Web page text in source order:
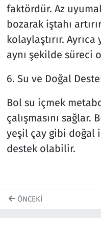
faktördür. Az
bozarak iştahı
kolaylaştırır.
aynı şekilde süreci
6. Su ve Doğal
Bol su içmek
çalışmasını sağlar.
yeşil çay gibi doğal
destek olabilir.
ÖNCEKI